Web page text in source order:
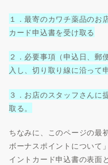
１．最寄のカワチ薬品のお
カード申込書を受け取る
２．必要事項（申込日、郵
入し、切り取り線に沿って
３．お店のスタッフさんに
取る。
ちなみに、このページの最
ボーナスポイントについて
イントカード申込書の表面